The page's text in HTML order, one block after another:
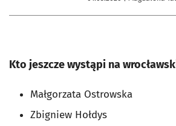
Kto jeszcze wystąpi na
Małgorzata Ostrowska
Zbigniew Hołdys